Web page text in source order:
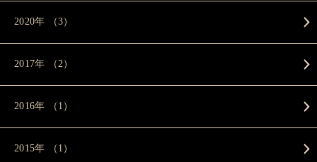
2020年 （3）
2017年 （2）
2016年 （1）
2015年 （1）